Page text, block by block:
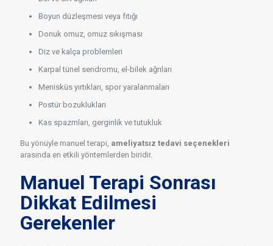
Boyun düzleşmesi veya fıtığı
Donuk omuz, omuz sıkışması
Diz ve kalça problemleri
Karpal tünel sendromu, el-bilek ağrıları
Menisküs yırtıkları, spor yaralanmaları
Postür bozuklukları
Kas spazmları, gerginlik ve tutukluk
Bu yönüyle manuel terapi, ameliyatsız tedavi seçenekleri
arasında en etkili yöntemlerden biridir.
Manuel Terapi Sonrası
Dikkat Edilmesi
Gerekenler